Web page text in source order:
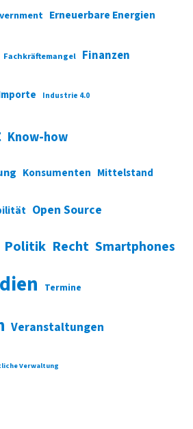
Erneuerbare Energien
Fachkräftemangel Finanzen
Industrie 4.0
Know-how
Konsumenten Mittelstand
Open Source
Politik Recht Smartphones
Termine
Veranstaltungen
Verwaltung